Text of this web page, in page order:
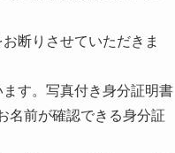
断りさせていただきま
す。写真付き身分証明書
名前が確認できる身分証